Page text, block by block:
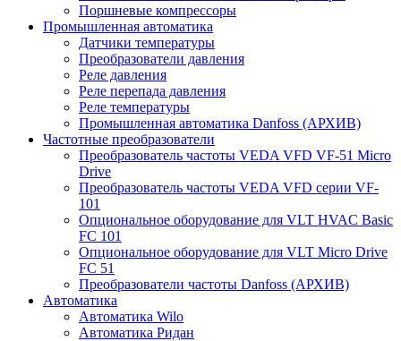
Поршневые компрессоры
Промышленная автоматика
Датчики температуры
Преобразователи давления
Реле давления
Реле перепада давления
Реле температуры
Промышленная автоматика Danfoss (АРХИВ)
Частотные преобразователи
Преобразователь частоты VEDA VFD VF-51 Micro
Drive
Преобразователь частоты VEDA VFD серии VF-
101
Опциональное оборудование для VLT HVAC Basic
FC 101
Опциональное оборудование для VLT Micro Drive
FC 51
Преобразователи частоты Danfoss (АРХИВ)
Автоматика
Автоматика Wilo
Автоматика Ридан